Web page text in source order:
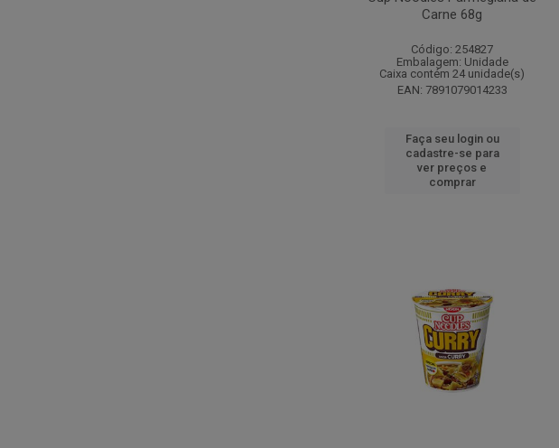
Carne 68g
Código: 254827
Embalagem: Unidade
Caixa contém 24 unidade(s)
EAN: 7891079014233
Faça seu login ou
cadastre-se para
ver preços e
comprar